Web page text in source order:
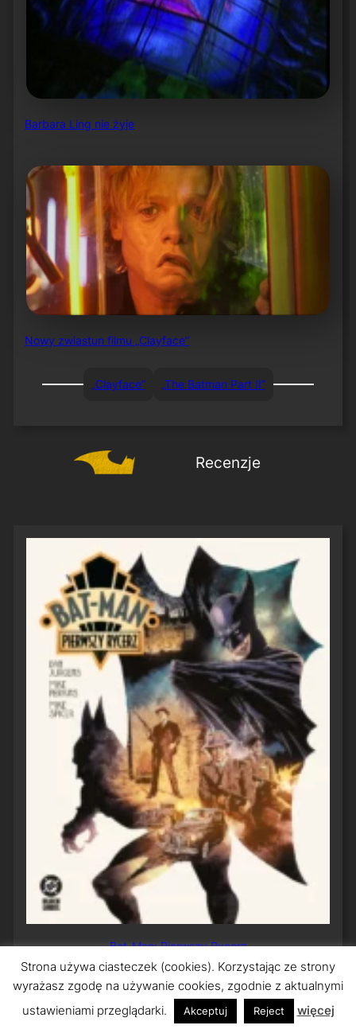
Barbara Ling nie żyje
Nowy zwiastun filmu „Clayface”
„Clayface” „The Batman Part II”
Recenzje
Bat-Man: Pierwszy Rycerz
Strona używa ciasteczek (cookies). Korzystając ze strony
wyrażasz zgodę na używanie cookies, zgodnie z aktualnymi
ustawieniami przeglądarki.
Akceptuj Reject więcej